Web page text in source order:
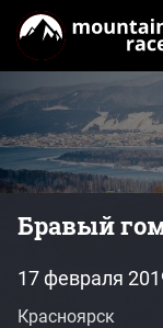
Бравый
17 февраля
Красноярск